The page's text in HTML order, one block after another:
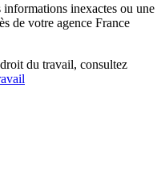
informations inexactes ou une
de votre agence France
droit du travail, consultez